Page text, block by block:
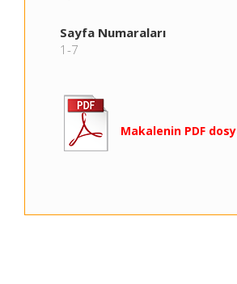
Sayfa Numaraları
1-7
Makalenin PDF